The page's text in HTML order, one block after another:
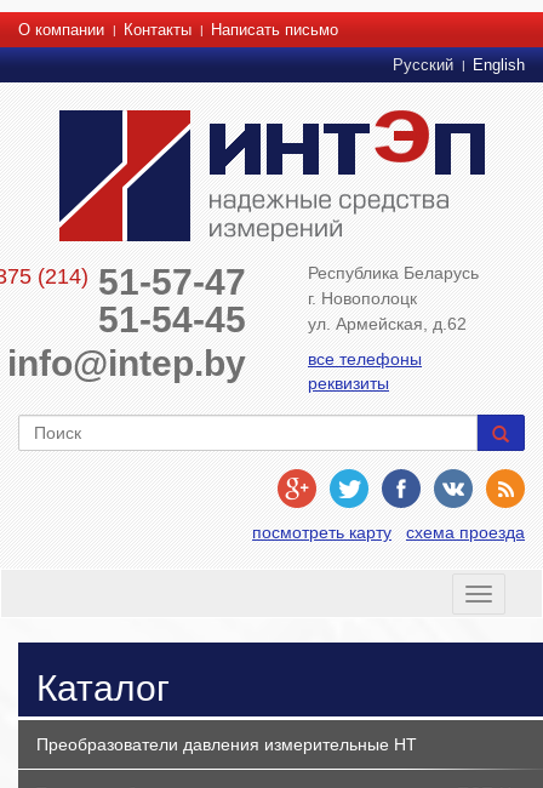
О компании Контакты
Написать письмо
Русский
English
(214) 51-57-47
51-54-45
info@intep.by
Республика Беларусь
г. Новополоцк
ул. Армейская, д.62
все телефоны
реквизиты
посмотреть карту схема проезда
Toggle
Каталог
Преобразователи давления измерительные НТ